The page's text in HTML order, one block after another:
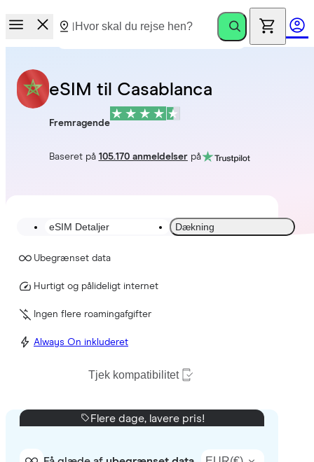
eSIM til Casablanca
Fremragende
Baseret på 105.170 anmeldelserpå
eSIM Detaljer Dækning
Ubegrænset data
Hurtigt og pålideligt internet
Ingen flere roamingafgifter
Always On inkluderet
Tjek kompatibilitet
Flere dage, lavere pris!